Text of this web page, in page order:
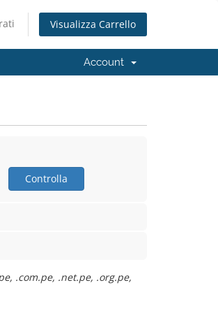
Visualizza Carrello
Account
Controlla
.com.pe, .net.pe, .org.pe,